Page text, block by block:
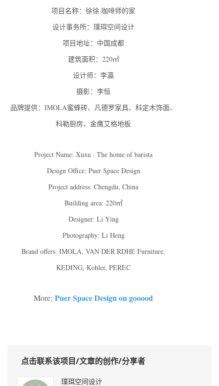
项目名称：徐徐·咖啡师的家
设计事务所：璞珥空间设计
项目地址：中国成都
建筑面积：220㎡
设计师：李瀛
摄影：李恒
品牌提供：IMOLA蜜蜂砖、凡德罗家具、科定木饰面、
科勒厨房、金鹰艾格地板
Project Name: Xuxu · The home of barista
Design Office: Puer Space Design
Project address: Chengdu, China
Building area: 220㎡
Designer: Li Ying
Photography: Li Heng
Brand offers: IMOLA, VAN DER RDHE Furniture,
KEDING, Kohler, PEREC
More: Puer Space Design on gooood
点击联系该项目/文章的创作/分享者
璞珥空间设计